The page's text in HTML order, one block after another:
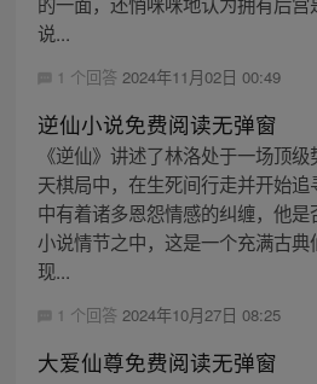
说...
1 个回答 2024年11月02日 00:49
逆仙小说免费阅读无弹窗
《逆仙》讲述了林洛处于一场顶
天棋局中，在生死间行走并开始
中有着诸多恩怨情感的纠缠，他
小说情节之中，这是一个充满古
现...
1 个回答 2024年10月27日 08:25
大爱仙尊免费阅读无弹窗